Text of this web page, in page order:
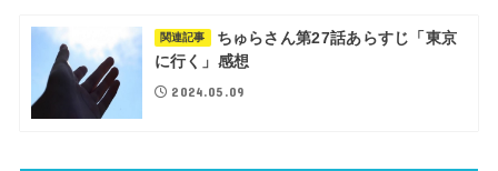
関連記事
ちゅらさん第27話あらすじ「東京
に行く」感想
2024.05.09